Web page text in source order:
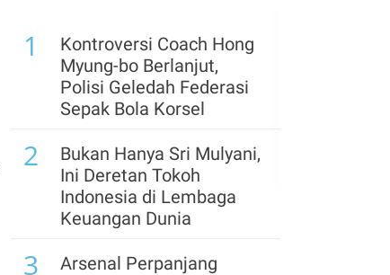
1
Kontroversi Coach Hong
Myung-bo Berlanjut,
Polisi Geledah Federasi
Sepak Bola Korsel
2
Bukan Hanya Sri Mulyani,
Ini Deretan Tokoh
Indonesia di Lembaga
Keuangan Dunia
3
Arsenal Perpanjang